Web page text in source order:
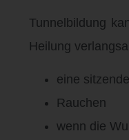
Tunnelbildung
Heilung
eine
Rauchen
wenn die